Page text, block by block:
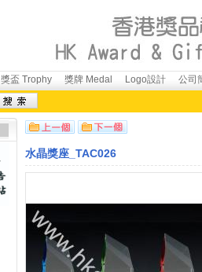
獎盃 Trophy 獎牌 Medal Logo設計 公司
水晶獎座_TAC026